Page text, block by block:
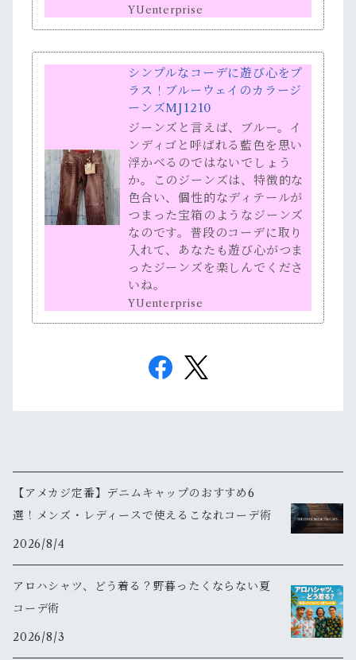
YUenterprise
シンプルなコーデに遊び心をプ
ラス！ブルーウェイのカラージ
ーンズMJ1210
ジーンズと言えば、ブルー。イ
ンディゴと呼ばれる藍色を思い
浮かべるのではないでしょう
か。このジーンズは、特徴的な
色合い、個性的なディテールが
つまった宝箱のようなジーンズ
なのです。普段のコーデに取り
入れて、あなたも遊び心がつま
ったジーンズを楽しんでくださ
いね。
YUenterprise
【アメカジ定番】デニムキャップのおすすめ6
選！メンズ・レディースで使えるこなれコーデ術
2026/8/4
アロハシャツ、どう着る？野暮ったくならない夏
コーデ術
2026/8/3